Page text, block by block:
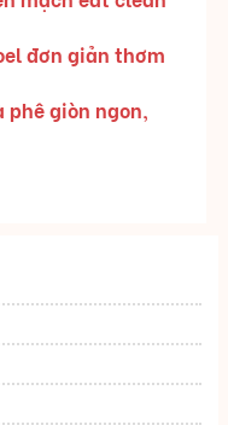
đơn giản thơm
phê giòn ngon,